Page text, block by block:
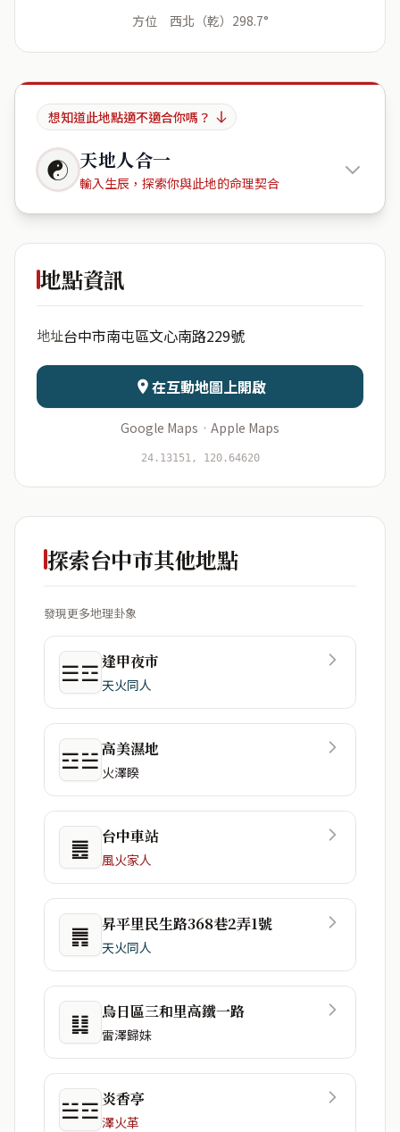
方位 西北（乾）298.7°
想知道此地點適不適合你嗎？
☯ 天地人合一
輸入生辰，探索你與此地的命理契合
豐樂里文
日期 出生時辰
資料僅用於即時分析，不會儲存於伺服器
地點資訊
地址台中市南屯區文心南路229號
在互動地圖上開啟
Google Maps · Apple Maps
24.13151, 120.64620
探索台中市其他地點
發現更多地理卦象
☰☲逢甲夜市
天火同人
☲☱高美濕地
火澤睽
䷌ 台中車站
風火家人
䷠ 昇平里民生路368巷2弄1號
天火同人
䷆ 烏日區三和里高鐵一路
雷澤歸妹
☱☲ 炎香亭
澤火革